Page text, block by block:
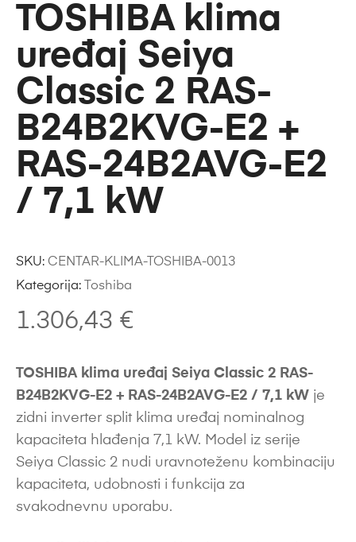
TOSHIBA klima
uređaj Seiya
Classic 2 RAS-
B24B2KVG-E2 +
RAS-24B2AVG-E2
/ 7,1 kW
1.306,43 €
TOSHIBA klima uređaj Seiya Classic 2 RAS-
B24B2KVG-E2 + RAS-24B2AVG-E2 / 7,1 kW je
zidni inverter split klima uređaj nominalnog
kapaciteta hlađenja 7,1 kW. Model iz serije
Seiya Classic 2 nudi uravnoteženu kombinaciju
kapaciteta, udobnosti i funkcija za
svakodnevnu uporabu.
SKU: CENTAR-KLIMA-TOSHIBA-0013
Kategorija:
Toshiba